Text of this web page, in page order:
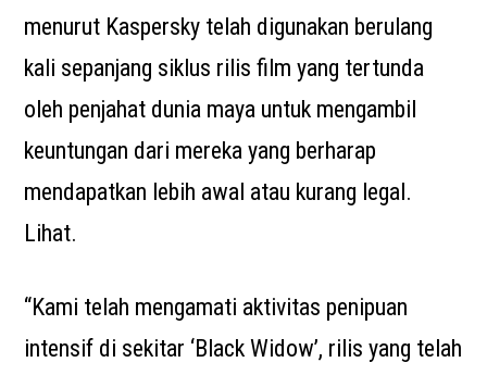
menurut Kaspersky telah digunakan berulang
kali sepanjang siklus rilis film yang tertunda
oleh penjahat dunia maya untuk mengambil
keuntungan dari mereka yang berharap
mendapatkan lebih awal atau kurang legal.
Lihat.
“Kami telah mengamati aktivitas penipuan
intensif di sekitar ‘Black Widow’, rilis yang telah